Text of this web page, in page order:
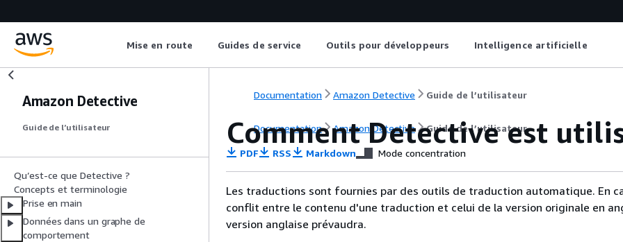
Mise en route Guides de service Outils pour développeurs Intelligence artificielle
Amazon Detective
Guide de l’utilisateur
Qu’est-ce que Detective ?
Concepts et terminologie
Prise en main
Données dans un graphe de
comportement
Documentation Amazon Detective Guide de l’utilisateur
Documentation Amazon Detective Guide de l’utilisateur
Comment Detective est
PDF RSS Markdown Mode concentration
Les traductions sont fournies par des outils de traduction automatique. En
conflit entre le contenu d'une traduction et celui de la version originale en
version anglaise prévaudra.